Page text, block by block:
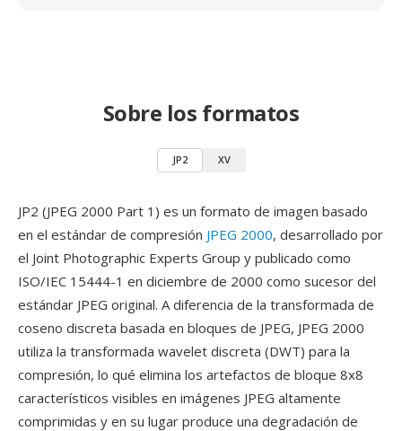
Sobre los formatos
JP2 XV
JP2 (JPEG 2000 Part 1) es un formato de imagen basado
en el estándar de compresión JPEG 2000, desarrollado por
el Joint Photographic Experts Group y publicado como
ISO/IEC 15444-1 en diciembre de 2000 como sucesor del
estándar JPEG original. A diferencia de la transformada de
coseno discreta basada en bloques de JPEG, JPEG 2000
utiliza la transformada wavelet discreta (DWT) para la
compresión, lo qué elimina los artefactos de bloque 8x8
característicos visibles en imágenes JPEG altamente
comprimidas y en su lugar produce una degradación de